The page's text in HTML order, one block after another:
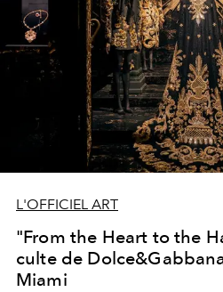
L'OFFICIEL ART
"From the Heart to the
culte de
Miami